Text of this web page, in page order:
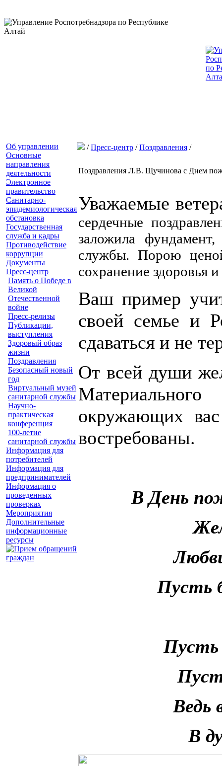
Об управлении
Основные
направления
деятельности
Электронное
правительство
Санитарно-
эпидемиологическая
обстановка
Государственная
служба и кадры
Противодействие
коррупции
Документы
Пресс-центр
Память о Победе в
Великой
Отечественной
войне
Пресс-релизы
Публикации,
выступления
Здоровый образ
жизни
Поздравления
Безопасный новый
год
Виртуальный музей
санитарной службы
Научно-
практическая
конференция
100-летие
санитарной службы
Информация для
потребителей
Информация для
предпринимателей
Информация о
проведенных
проверках
Мероприятия
Дополнительные
информационные
ресурсы
/Пресс-центр /Поздравления /
Поздравления Л.В. Щучинова с Днем
Уважаемые
сердечные
заложила
службы. Порою
сохранение здоровья
Ваш пример
своей семье и
сдаваться и не
От всей души
окружающих
востребованы.
В День
Пусть
Пусть
Ведь
В